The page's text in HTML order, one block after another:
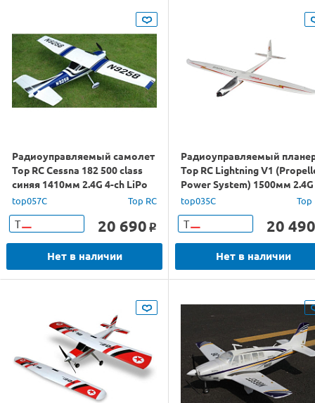
Радиоуправляемый самолет
Top RC Cessna 182 500 class
синяя 1410мм 2.4G 4-ch LiPo
RTF
top057C Top RC
Т 20 690 o
Нет в наличии
Радиоуправляемый
Top RC Lightning V1
Power System) 1500мм
ch LiPo RTF
top035C Top
Т 20 490
Нет в наличии